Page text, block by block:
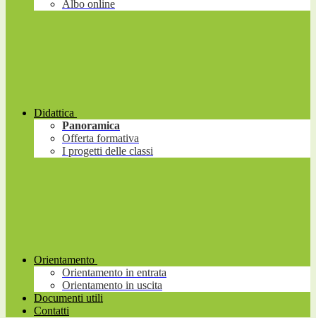
Albo online
Didattica
Panoramica
Offerta formativa
I progetti delle classi
Orientamento
Orientamento in entrata
Orientamento in uscita
Documenti utili
Contatti